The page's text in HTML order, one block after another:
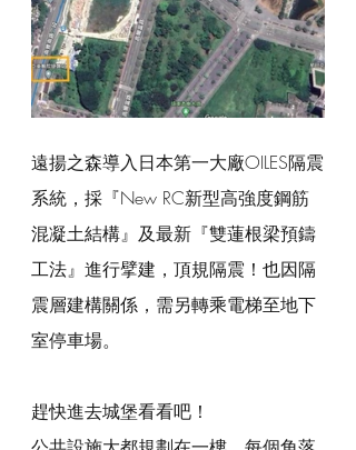
遠揚之森導入日本第一大廠OILES隔震
系統，採『New RC新型高強度鋼筋
混凝土結構』及最新『雙蓮根梁預鑄
工法』進行擘建，頂規隔震！也因隔
震層建構關係，需另轉乘電梯至地下
室停車場。
趕快進去城堡看看吧！